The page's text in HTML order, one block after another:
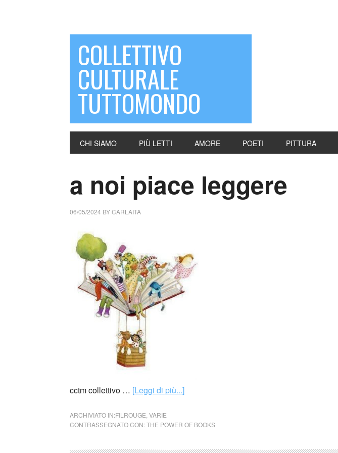
COLLETTIVO
CULTURALE
TUTTOMONDO
CHI SIAMO PIÙ LETTI AMORE POETI PITTURA
a noi piace leggere
06/05/2024 BYCARLAITA
cctm collettivo … [Leggi di più...]
ARCHIVIATO IN:FILROUGE VARIE
CONTRASSEGNATO CON:THE POWER OF BOOKS